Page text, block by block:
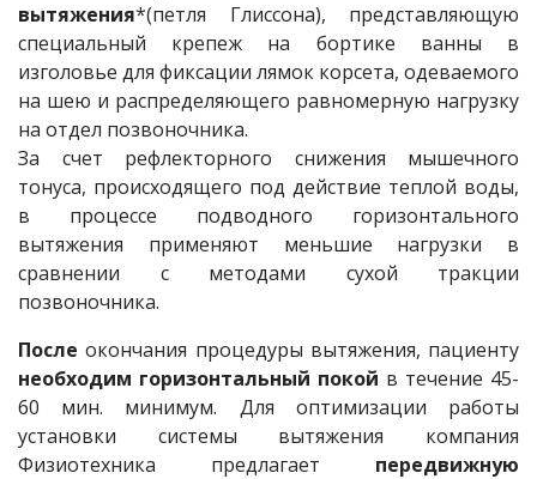
вытяжения*(петля Глиссона), представляющую
специальный крепеж на бортике ванны в
изголовье для фиксации лямок корсета, одеваемого
на шею и распределяющего равномерную нагрузку
на отдел позвоночника.
За счет рефлекторного снижения мышечного
тонуса, происходящего под действие теплой воды,
в процессе подводного горизонтального
вытяжения применяют меньшие нагрузки в
сравнении с методами сухой тракции
позвоночника.
После окончания процедуры вытяжения, пациенту
необходим горизонтальный покой в течение 45-
60 мин. минимум. Для оптимизации работы
установки системы вытяжения компания
Физиотехника предлагает передвижную